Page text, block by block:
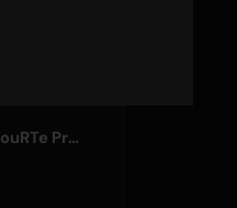
Virtual Idol Group FouRTe Project Debuts with 'ALL IN' Album Produced by m-flo's ☆Taku Takahashi